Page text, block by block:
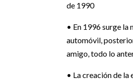
de 1990
• En 1996 surge
automóvil,
amigo, todo lo
• La creación de